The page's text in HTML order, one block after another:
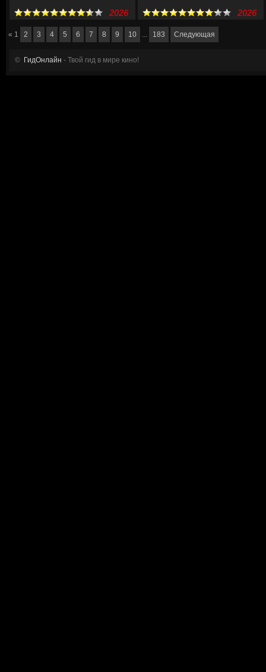
2026 2026
« 1 2 3 4 5 6 7 8 9 10 ... 183 Следующая
© ГидОнлайн - Твой гид в мире кино!